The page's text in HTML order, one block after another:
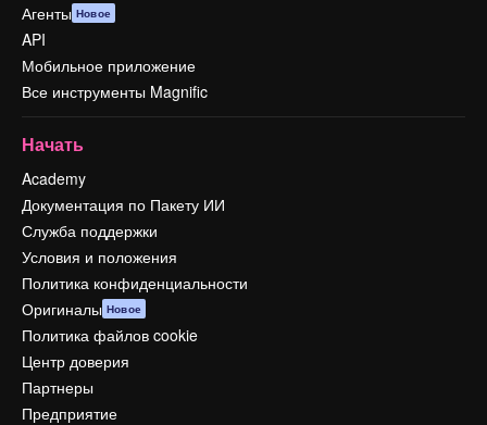
Агенты Новое
API
Мобильное приложение
Все инструменты Magnific
Начать
Academy
Документация по Пакету ИИ
Служба поддержки
Условия и положения
Политика конфиденциальности
Оригиналы Новое
Политика файлов cookie
Центр доверия
Партнеры
Предприятие